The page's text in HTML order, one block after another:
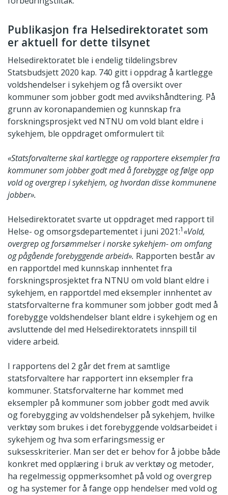
Publikasjon fra Helsedirektoratet som
er aktuell for dette tilsynet
Helsedirektoratet ble i endelig tildelingsbrev
Statsbudsjett 2020 kap. 740 gitt i oppdrag å kartlegge
voldshendelser i sykehjem og få oversikt over
kommuner som jobber godt med avvikshåndtering. På
grunn av koronapandemien og kunnskap fra
forskningsprosjekt ved NTNU om vold blant eldre i
sykehjem, ble oppdraget omformulert til:
«Statsforvalterne skal kartlegge og rapportere eksempler fra
kommuner som jobber godt med å forebygge og følge opp
vold og overgrep i sykehjem, og hvordan disse kommunene
jobber».
Helsedirektoratet svarte ut oppdraget med rapport til
Helse- og omsorgsdepartementet i juni 2021:1«Vold,
overgrep og forsømmelser i norske sykehjem- om omfang
og pågående forebyggende arbeid». Rapporten består av
en rapportdel med kunnskap innhentet fra
forskningsprosjektet fra NTNU om vold blant eldre i
sykehjem, en rapportdel med eksempler innhentet av
statsforvalterne fra kommuner som jobber godt med å
forebygge voldshendelser blant eldre i sykehjem og en
avsluttende del med Helsedirektoratets innspill til
videre arbeid.
I rapportens del 2 går det frem at samtlige
statsforvaltere har rapportert inn eksempler fra
kommuner. Statsforvalterne har kommet med
eksempler på kommuner som jobber godt med avvik
og forebygging av voldshendelser på sykehjem, hvilke
verktøy som brukes i det forebyggende voldsarbeidet i
sykehjem og hva som erfaringsmessig er
suksesskriterier. Man ser det er behov for å jobbe både
konkret med opplæring i bruk av verktøy og metoder,
ha regelmessig oppmerksomhet på vold og overgrep
og ha systemer for å fange opp hendelser med vold og